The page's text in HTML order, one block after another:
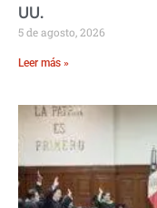
UU.
5 de agosto, 2026
Leer más »